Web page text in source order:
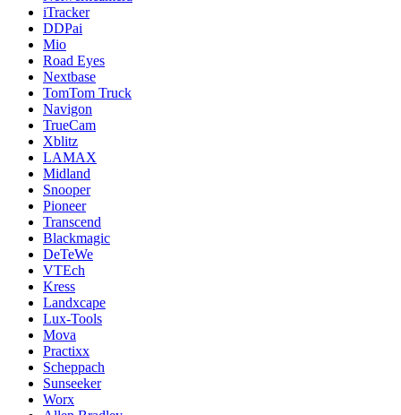
iTracker
DDPai
Mio
Road Eyes
Nextbase
TomTom Truck
Navigon
TrueCam
Xblitz
LAMAX
Midland
Snooper
Pioneer
Transcend
Blackmagic
DeTeWe
VTEch
Kress
Landxcape
Lux-Tools
Mova
Practixx
Scheppach
Sunseeker
Worx